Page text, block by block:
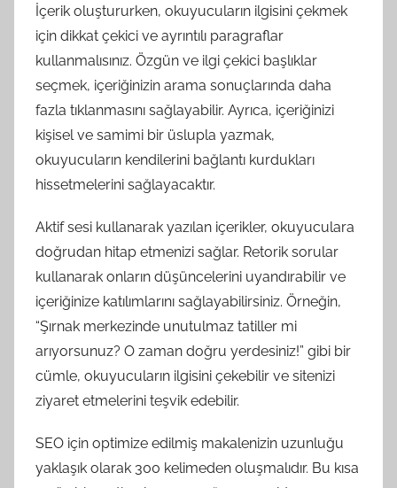
İçerik oluştururken, okuyucuların ilgisini çekmek
için dikkat çekici ve ayrıntılı paragraflar
kullanmalısınız. Özgün ve ilgi çekici başlıklar
seçmek, içeriğinizin arama sonuçlarında daha
fazla tıklanmasını sağlayabilir. Ayrıca, içeriğinizi
kişisel ve samimi bir üslupla yazmak,
okuyucuların kendilerini bağlantı kurdukları
hissetmelerini sağlayacaktır.
Aktif sesi kullanarak yazılan içerikler, okuyuculara
doğrudan hitap etmenizi sağlar. Retorik sorular
kullanarak onların düşüncelerini uyandırabilir ve
içeriğinize katılımlarını sağlayabilirsiniz. Örneğin,
“Şırnak merkezinde unutulmaz tatiller mi
arıyorsunuz? O zaman doğru yerdesiniz!” gibi bir
cümle, okuyucuların ilgisini çekebilir ve sitenizi
ziyaret etmelerini teşvik edebilir.
SEO için optimize edilmiş makalenizin uzunluğu
yaklaşık olarak 300 kelimeden oluşmalıdır. Bu kısa